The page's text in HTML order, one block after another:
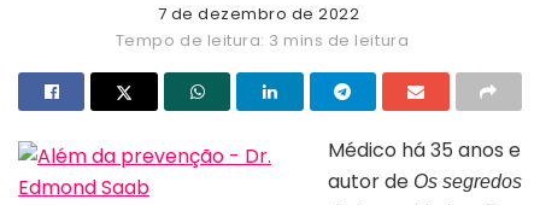
7 de dezembro de 2022
Tempo de leitura: 3 mins de leitura
Médico há 35 anos e
autor de Os segredos